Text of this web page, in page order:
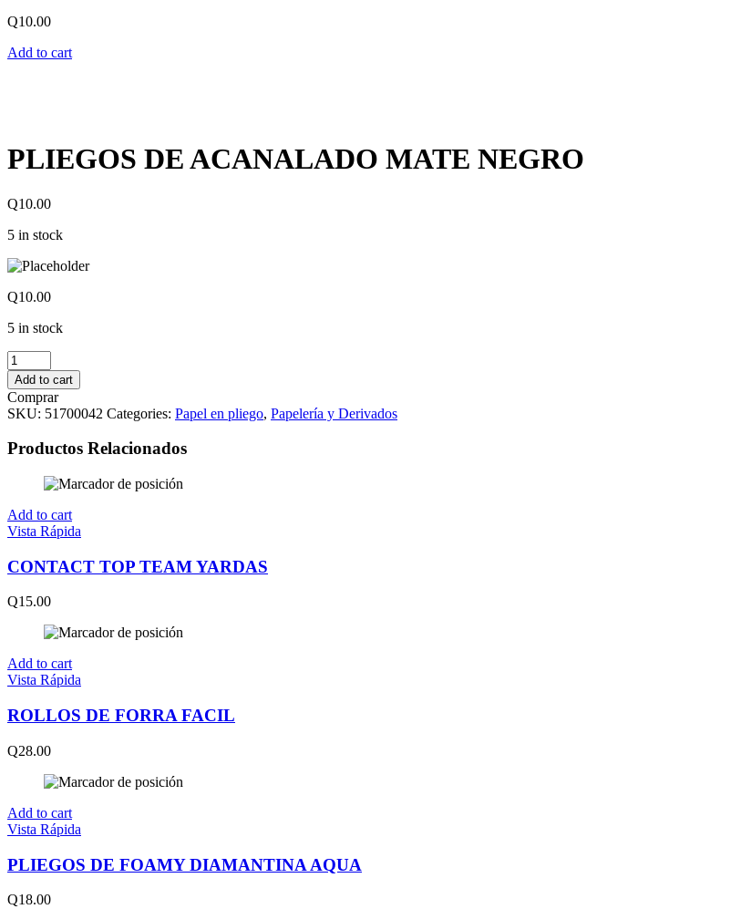
Q10.00
Add to cart
PLIEGOS DE ACANALADO MATE NEGRO
Q10.00
5 in stock
Q10.00
5 in stock
PLIEGOS
DE
ACANALADO
MATE
NEGRO
quantity
Add to cart
Comprar
SKU: 51700042 Categories: Papel en pliego, Papelería y Derivados
Productos Relacionados
Add to cart
Vista Rápida
CONTACT TOP TEAM YARDAS
Q15.00
Add to cart
Vista Rápida
ROLLOS DE FORRA FACIL
Q28.00
Add to cart
Vista Rápida
PLIEGOS DE FOAMY DIAMANTINA AQUA
Q18.00